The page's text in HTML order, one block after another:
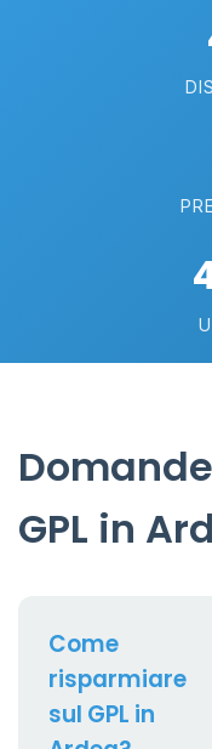
GPL in
Come
risparmiare
sul GPL in